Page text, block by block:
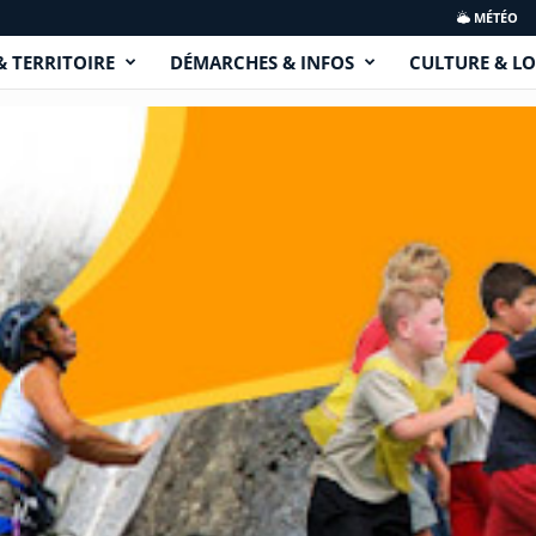
MÉTÉO
TERRITOIRE DÉMARCHES & INFOS CULTURE &